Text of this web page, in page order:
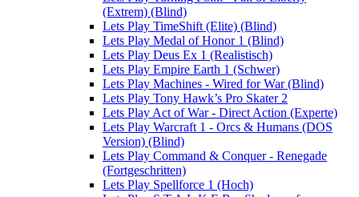
(Extrem) (Blind)
Lets Play TimeShift (Elite) (Blind)
Lets Play Medal of Honor 1 (Blind)
Lets Play Deus Ex 1 (Realistisch)
Lets Play Empire Earth 1 (Schwer)
Lets Play Machines - Wired for War (Blind)
Lets Play Tony Hawk’s Pro Skater 2
Lets Play Act of War - Direct Action (Experte)
Lets Play Warcraft 1 - Orcs & Humans (DOS
Version) (Blind)
Lets Play Command & Conquer - Renegade
(Fortgeschritten)
Lets Play Spellforce 1 (Hoch)